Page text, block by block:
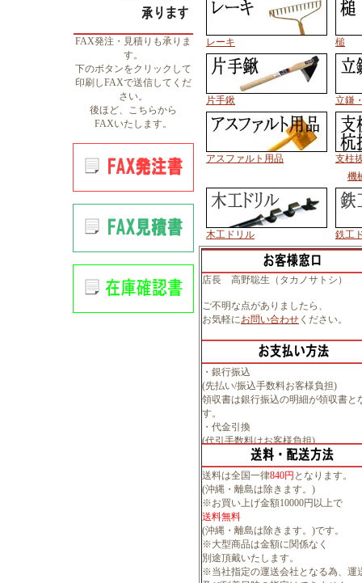
FAX発注・見積りも承りま
す。
下のボタンをクリックして
印刷しFAXで送信してくだ
さい。
後ほど、こちらから
FAXいたします。
レーキ 槌
片手鍬 立鎌
アスファルト用品
支柱
機
木工ドリル 鉄工
店長 高野聡生（タカノサトシ）
ご不明な点がありましたら、
お気軽にお問い合わせ ください。
・銀行振込
(先払い/振込手数料お客様負担)
領収書は銀行振込の明細が領収書と
す。
・代金引換
(代引手数料はお客様負担)
送料は全国一律840円 となります。
(沖縄・離島は除きます。)
※お買い上げ金額10000円以上で
送料無料
(沖縄・離島は除きます。)です。
※大型商品は金額に関係なく
別途頂戴いたします。
※当社指定の運送会社となる為、運